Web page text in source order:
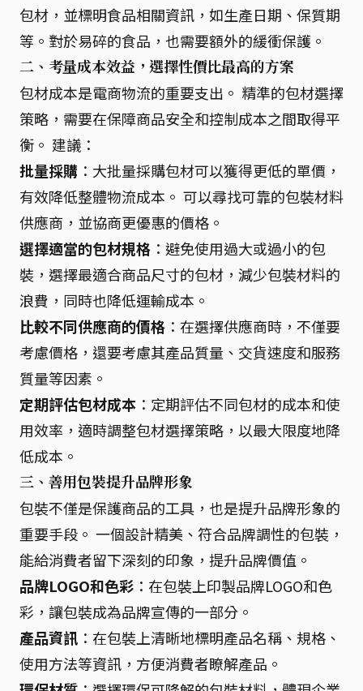
包材，並標明食品相關資訊，如生產日期、保質期
等。對於易碎的食品，也需要額外的緩衝保護。
二、考量成本效益，選擇性價比最高的方案
包材成本是電商物流的重要支出。 精準的包材選擇
策略，需要在保障商品安全和控制成本之間取得平
衡。 建議：
批量採購 ：大批量採購包材可以獲得更低的單價，
有效降低整體物流成本。 可以尋找可靠的包裝材料
供應商，並協商更優惠的價格。
選擇適當的包材規格 ：避免使用過大或過小的包
裝，選擇最適合商品尺寸的包材，減少包裝材料的
浪費，同時也降低運輸成本。
比較不同供應商的價格 ：在選擇供應商時，不僅要
考慮價格，還要考慮其產品質量、交貨速度和服務
質量等因素。
定期評估包材成本 ：定期評估不同包材的成本和使
用效率，適時調整包材選擇策略，以最大限度地降
低成本。
三、善用包裝提升品牌形象
包裝不僅是保護商品的工具，也是提升品牌形象的
重要手段。 一個設計精美、符合品牌調性的包裝，
能給消費者留下深刻的印象，提升品牌價值。
品牌LOGO和色彩 ：在包裝上印製品牌LOGO和色
彩，讓包裝成為品牌宣傳的一部分。
產品資訊 ：在包裝上清晰地標明產品名稱、規格、
使用方法等資訊，方便消費者瞭解產品。